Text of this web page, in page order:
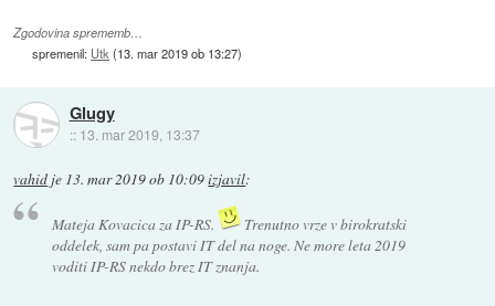
Zgodovina sprememb…
spremenil: Utk(13. mar 2019 ob 13:27)
Glugy
:: 13. mar 2019, 13:37
vahid je 13. mar 2019 ob 10:09izjavil:
Mateja Kovacica za IP-RS.
Trenutno vrze v birokratski
oddelek, sam pa postavi IT del na noge. Ne more leta 2019
voditi IP-RS nekdo brez IT znanja.